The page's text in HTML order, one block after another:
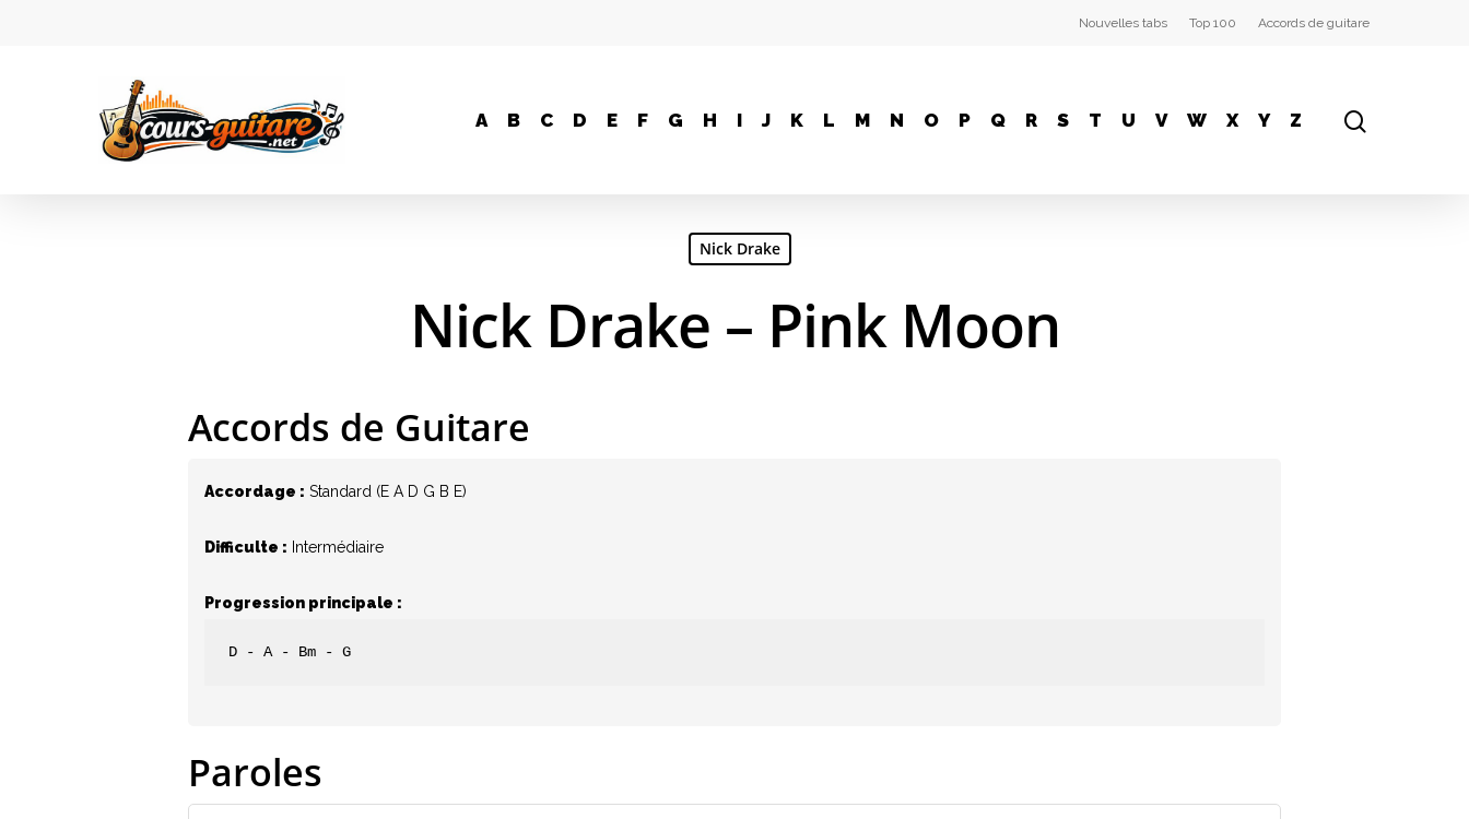
Nouvelles tabs Top 100 Accords de guitare
A B C D E F G H I J K L M N O P Q R S T U V W X Y Z
Nick Drake
Nick Drake – Pink Moon
Accords de Guitare
Accordage : Standard (E A D G B E)
Difficulte : Intermédiaire
Progression principale :
D - A - Bm - G
Paroles